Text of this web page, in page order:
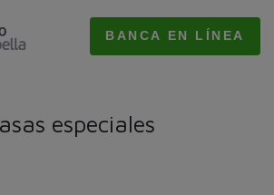
BANCA EN LÍNEA
especiales